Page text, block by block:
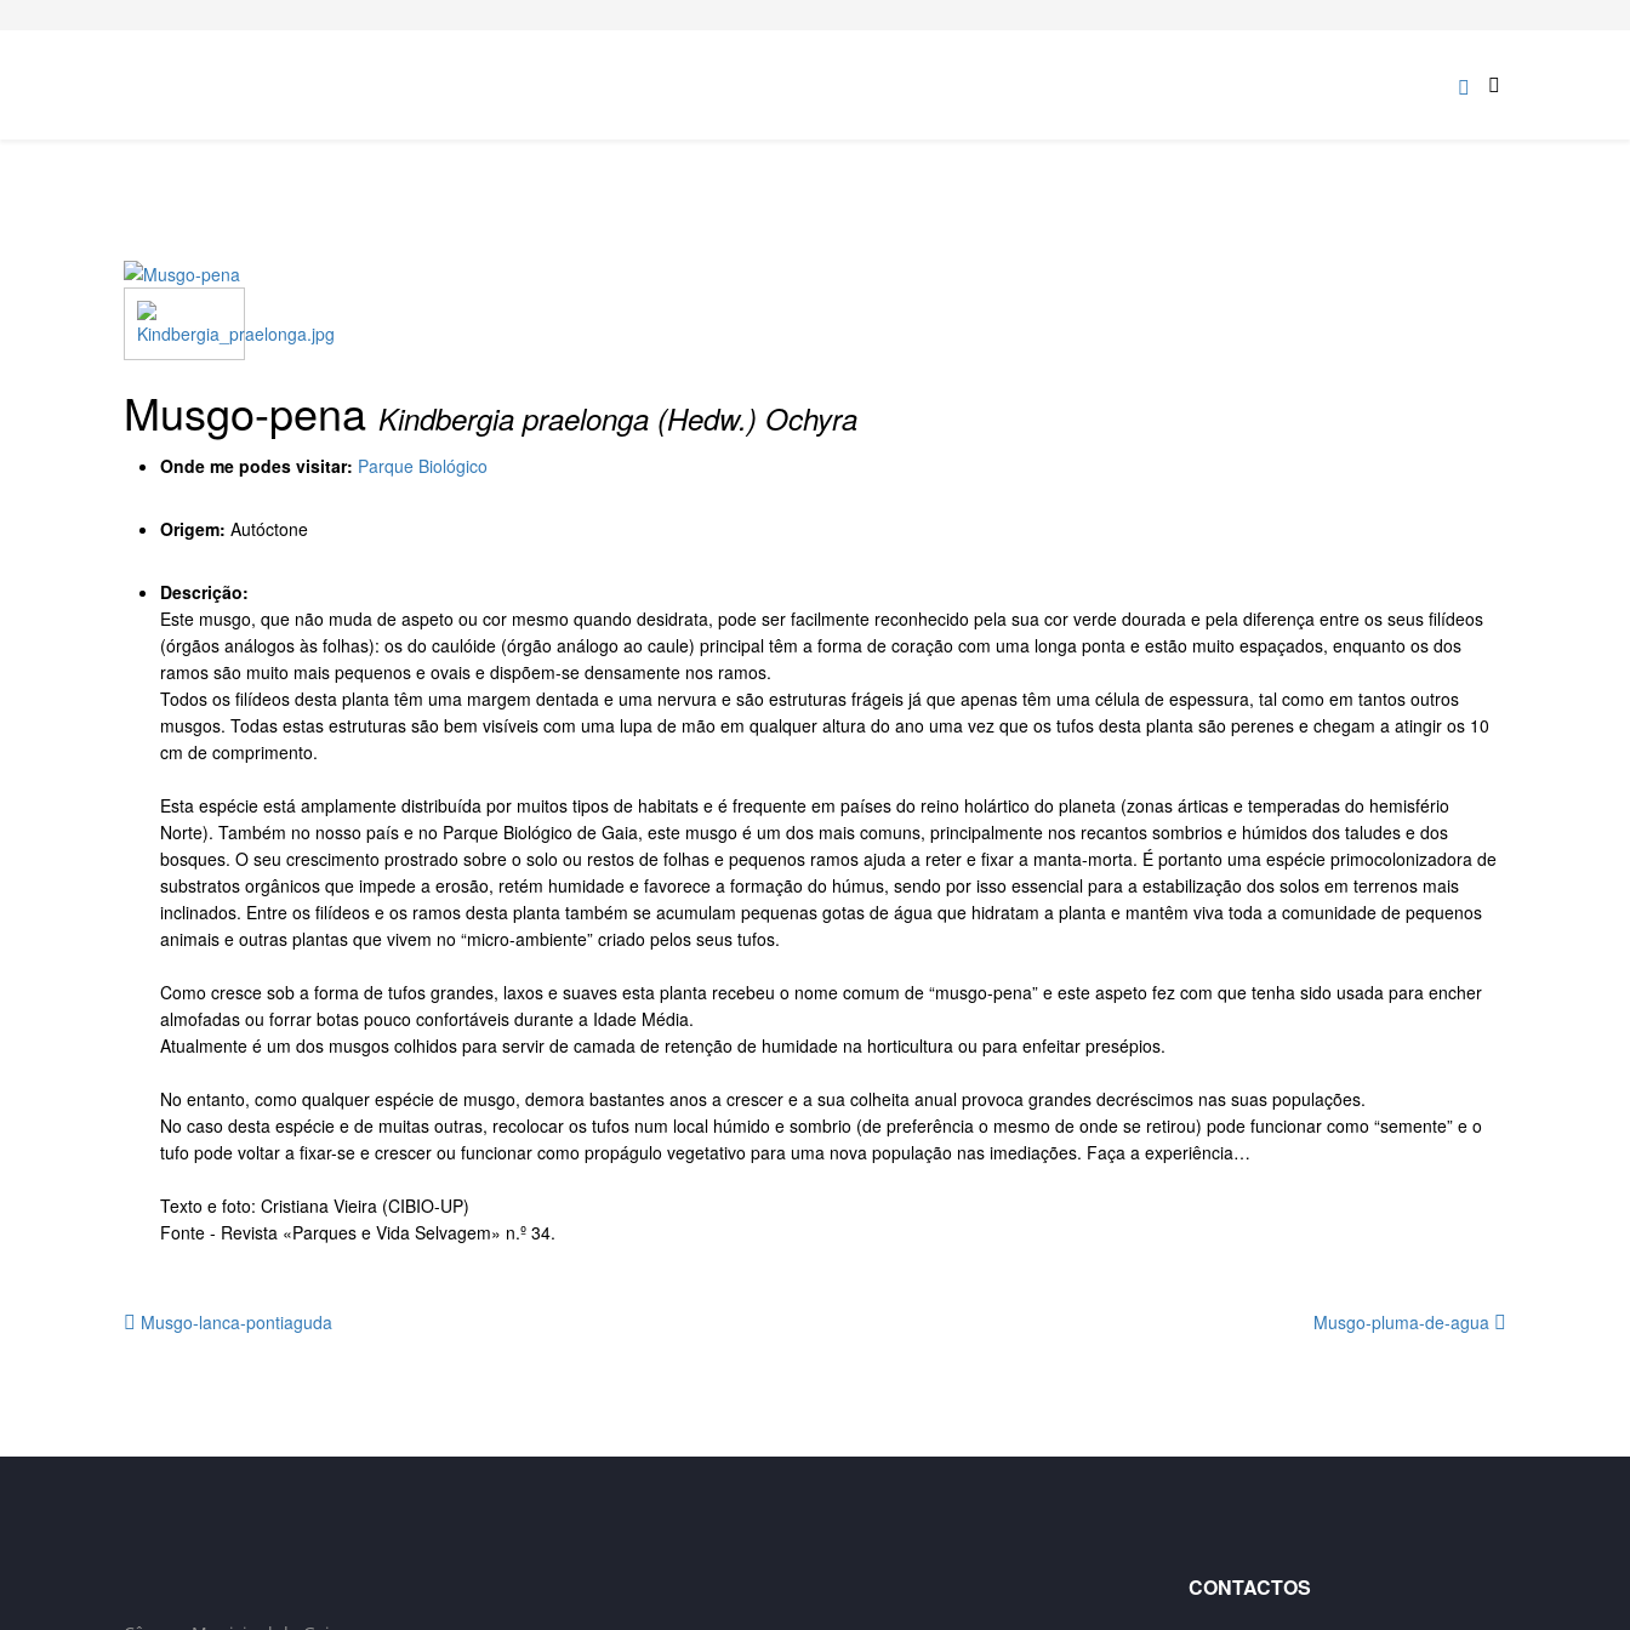
Musgo-pena Kindbergia praelonga (Hedw.) Ochyra
Onde me podes visitar: Parque Biológico
Origem: Autóctone
Descrição:
Este musgo, que não muda de aspeto ou cor mesmo quando desidrata, pode ser facilmente reconhecido pela sua cor verde dourada e pela diferença entre os seus filídeos
(órgãos análogos às folhas): os do caulóide (órgão análogo ao caule) principal têm a forma de coração com uma longa ponta e estão muito espaçados, enquanto os dos
ramos são muito mais pequenos e ovais e dispõem-se densamente nos ramos.
Todos os filídeos desta planta têm uma margem dentada e uma nervura e são estruturas frágeis já que apenas têm uma célula de espessura, tal como em tantos outros
musgos. Todas estas estruturas são bem visíveis com uma lupa de mão em qualquer altura do ano uma vez que os tufos desta planta são perenes e chegam a atingir os 10
cm de comprimento.
Esta espécie está amplamente distribuída por muitos tipos de habitats e é frequente em países do reino holártico do planeta (zonas árticas e temperadas do hemisfério
Norte). Também no nosso país e no Parque Biológico de Gaia, este musgo é um dos mais comuns, principalmente nos recantos sombrios e húmidos dos taludes e dos
bosques. O seu crescimento prostrado sobre o solo ou restos de folhas e pequenos ramos ajuda a reter e fixar a manta-morta. É portanto uma espécie primocolonizadora de
substratos orgânicos que impede a erosão, retém humidade e favorece a formação do húmus, sendo por isso essencial para a estabilização dos solos em terrenos mais
inclinados. Entre os filídeos e os ramos desta planta também se acumulam pequenas gotas de água que hidratam a planta e mantêm viva toda a comunidade de pequenos
animais e outras plantas que vivem no “micro-ambiente” criado pelos seus tufos.
Como cresce sob a forma de tufos grandes, laxos e suaves esta planta recebeu o nome comum de “musgo-pena” e este aspeto fez com que tenha sido usada para encher
almofadas ou forrar botas pouco confortáveis durante a Idade Média.
Atualmente é um dos musgos colhidos para servir de camada de retenção de humidade na horticultura ou para enfeitar presépios.
No entanto, como qualquer espécie de musgo, demora bastantes anos a crescer e a sua colheita anual provoca grandes decréscimos nas suas populações.
No caso desta espécie e de muitas outras, recolocar os tufos num local húmido e sombrio (de preferência o mesmo de onde se retirou) pode funcionar como “semente” e o
tufo pode voltar a fixar-se e crescer ou funcionar como propágulo vegetativo para uma nova população nas imediações. Faça a experiência…
Texto e foto: Cristiana Vieira (CIBIO-UP)
Fonte - Revista «Parques e Vida Selvagem» n.º 34.
Musgo-lanca-pontiaguda Musgo-pluma-de-agua
CONTACTOS